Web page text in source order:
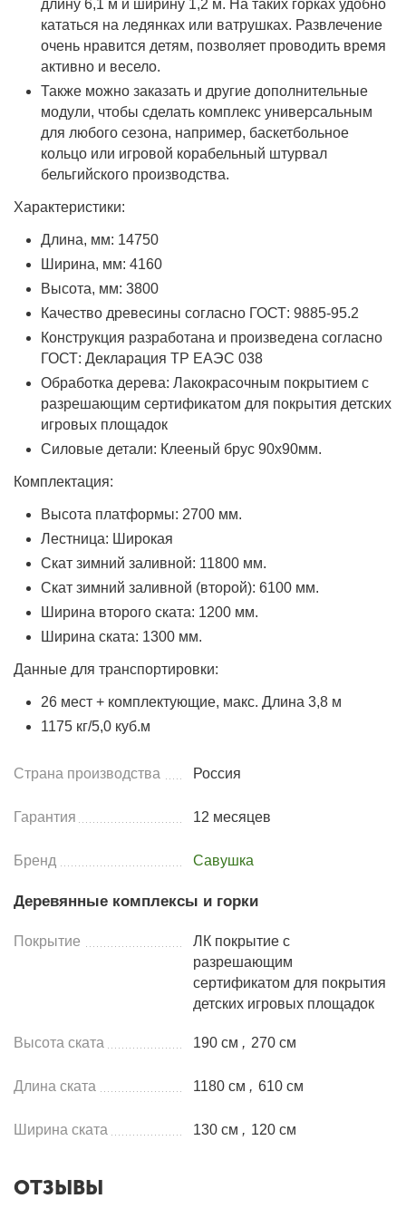
длину 6,1 м и ширину 1,2 м. На таких горках удобно
кататься на ледянках или ватрушках. Развлечение
очень нравится детям, позволяет проводить время
активно и весело.
Также можно заказать и другие дополнительные
модули, чтобы сделать комплекс универсальным
для любого сезона, например, баскетбольное
кольцо или игровой корабельный штурвал
бельгийского производства.
Характеристики:
Длина, мм: 14750
Ширина, мм: 4160
Высота, мм: 3800
Качество древесины согласно ГОСТ: 9885-95.2
Конструкция разработана и произведена согласно
ГОСТ: Декларация ТР ЕАЭС 038
Обработка дерева: Лакокрасочным покрытием с
разрешающим сертификатом для покрытия детских
игровых площадок
Силовые детали: Клееный брус 90х90мм.
Комплектация:
Высота платформы: 2700 мм.
Лестница: Широкая
Скат зимний заливной: 11800 мм.
Скат зимний заливной (второй): 6100 мм.
Ширина второго ската: 1200 мм.
Ширина ската: 1300 мм.
Данные для транспортировки:
26 мест + комплектующие, макс. Длина 3,8 м
1175 кг/5,0 куб.м
Страна производства Россия
Гарантия 12 месяцев
Бренд Савушка
Деревянные комплексы и горки
Покрытие
ЛК покрытие с
разрешающим
сертификатом для покрытия
детских игровых площадок
Высота ската 190 см , 270 см
Длина ската 1180 см , 610 см
Ширина ската 130 см , 120 см
ОТЗЫВЫ